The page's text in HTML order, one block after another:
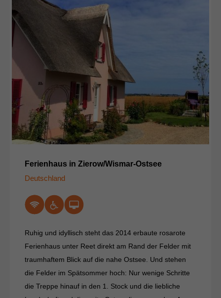
Ferienhaus in Zierow/Wismar-Ostsee
Deutschland
Ruhig und idyllisch steht das 2014 erbaute rosarote
Ferienhaus unter Reet direkt am Rand der Felder mit
traumhaftem Blick auf die nahe Ostsee. Und stehen
die Felder im Spätsommer hoch: Nur wenige Schritte
die Treppe hinauf in den 1. Stock und die liebliche